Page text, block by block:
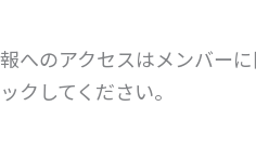
へのアクセスはメンバー
クしてください。